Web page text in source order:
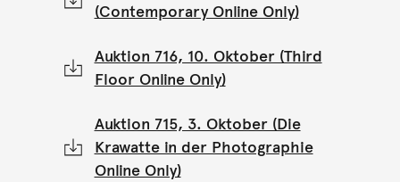
(Contemporary Online Only)
Auktion 716, 10. Oktober (Third
Floor Online Only)
Auktion 715, 3. Oktober (Die
Krawatte in der Photographie
Online Only)